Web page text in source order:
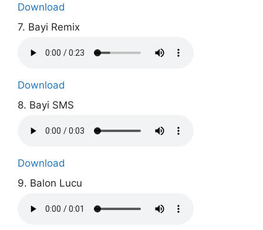
Download
7. Bayi Remix
Download
8. Bayi SMS
Download
9. Balon Lucu